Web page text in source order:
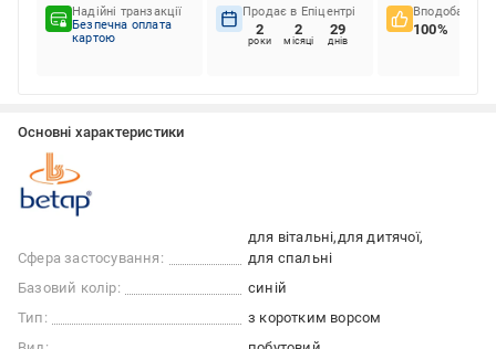
Надійні транзакції
Безпечна оплата
картою
Продає в Епіцентрі
2
роки
2
місяці
29
днів
Вподобання
100%
Основні характеристики
Сфера застосування:
для вітальні для дитячої
для спальні
Базовий колір:
синій
Тип:
з коротким ворсом